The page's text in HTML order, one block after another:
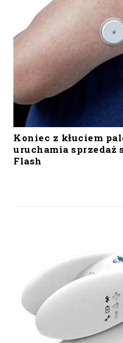
Koniec z kłuciem
uruchamia sprzedaż
Flash